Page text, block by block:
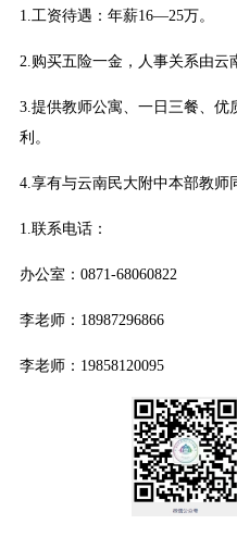
1.工资待遇：年薪16—25万。
2.购买五险一金，人事关系由云
3.提供教师公寓、一日三餐、优
利。
4.享有与云南民大附中本部教师
1.联系电话：
办公室：0871-68060822
李老师：18987296866
李老师：19858120095